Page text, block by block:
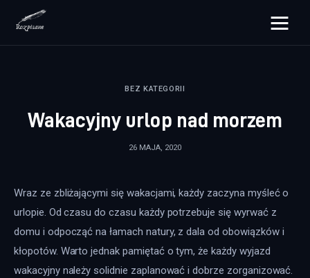
rozpisane.pl
Zdrowie
Dom i ogród
Więcej
BEZ KATEGORII
Wakacyjny urlop nad morzem
26 MAJA, 2020
Wraz ze zbliżającymi się wakacjami, każdy zaczyna myśleć o
urlopie. Od czasu do czasu każdy potrzebuje się wyrwać z
domu i odpocząć na łamach natury, z dala od obowiązków i
kłopotów. Warto jednak pamiętać o tym, że każdy wyjazd
wakacyjny należy solidnie zaplanować i dobrze zorganizować.